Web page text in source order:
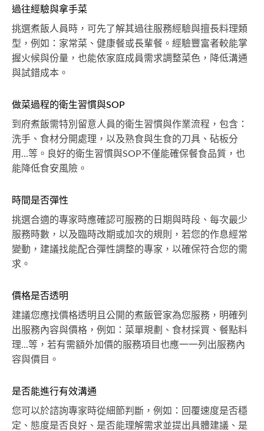
過往經驗與拿手菜
挑選煮飯人員時，可先了解其過往服務經驗與擅長料理類
型，例如：家常菜、健康餐或長輩餐。經驗豐富者較能掌
握火候與份量，也能依家庭成員需求調整菜色，降低溝通
與試錯成本。
做菜過程的衛生習慣與SOP
到府煮飯需特別留意人員的衛生習慣與作業流程，包含：
洗手、食材分開處理，以及熟食與生食的刀具、砧板分
用...等。良好的衛生習慣與SOP不僅能確保餐食品質，也
能降低食安風險。
時間是否彈性
挑選合適的專家時應確認可服務的日期與時段、每次最少
服務時數，以及臨時改期或加次的規則，若您的作息經常
變動，建議找能配合彈性調整的專家，以確保符合您的需
求。
價格是否透明
建議您應找價格透明且公開的煮飯管家為您服務，明確列
出服務內容與價格，例如：菜單規劃、食材採買、餐點料
理...等，若有需額外加價的服務項目也應一一列出服務內
容與價目。
是否能進行有效溝通
您可以於諮詢專家時從細節判斷，例如：回覆速度是否穩
定、態度是否良好、是否能理解需求並提出具體建議、是